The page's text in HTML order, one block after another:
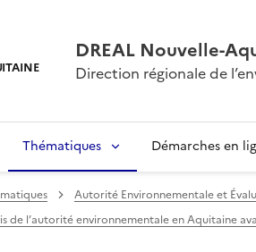
DREAL Nouvelle-
Direction régionale de
Thématiques Démarches en
Autorité Environnementale et
de l’autorité environnementale en Aquitaine